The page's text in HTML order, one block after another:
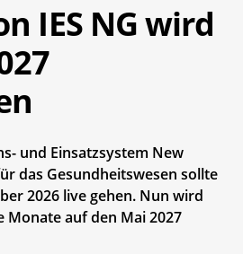
IES NG wird
und Einsatzsystem New
das Gesundheitswesen sollte
2026 live gehen. Nun wird
Monate auf den Mai 2027